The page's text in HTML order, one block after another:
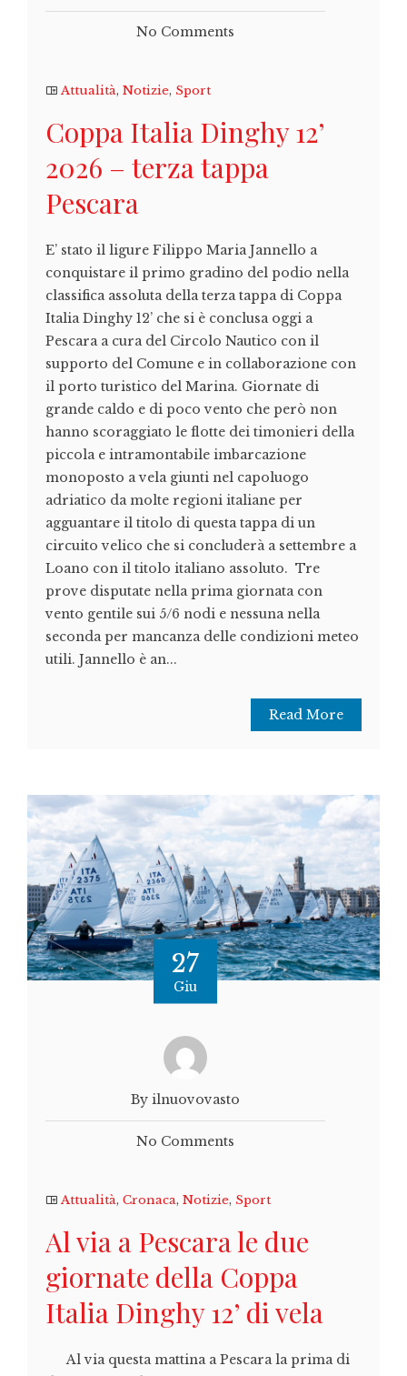
No Comments
Attualità, Notizie, Sport
Coppa Italia Dinghy 12’
2026 – terza tappa
Pescara
E’ stato il ligure Filippo Maria Jannello a
conquistare il primo gradino del podio nella
classifica assoluta della terza tappa di Coppa
Italia Dinghy 12’ che si è conclusa oggi a
Pescara a cura del Circolo Nautico con il
supporto del Comune e in collaborazione con
il porto turistico del Marina. Giornate di
grande caldo e di poco vento che però non
hanno scoraggiato le flotte dei timonieri della
piccola e intramontabile imbarcazione
monoposto a vela giunti nel capoluogo
adriatico da molte regioni italiane per
agguantare il titolo di questa tappa di un
circuito velico che si concluderà a settembre a
Loano con il titolo italiano assoluto. Tre
prove disputate nella prima giornata con
vento gentile sui 5/6 nodi e nessuna nella
seconda per mancanza delle condizioni meteo
utili. Jannello è an...
Read More
27
Giu
By ilnuovovasto
No Comments
Attualità, Cronaca, Notizie, Sport
Al via a Pescara le due
giornate della Coppa
Italia Dinghy 12’ di vela
Al via questa mattina a Pescara la prima di